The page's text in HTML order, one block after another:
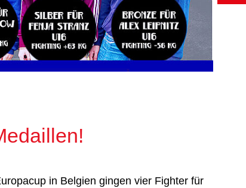
in Belgien gingen vier Fighter für